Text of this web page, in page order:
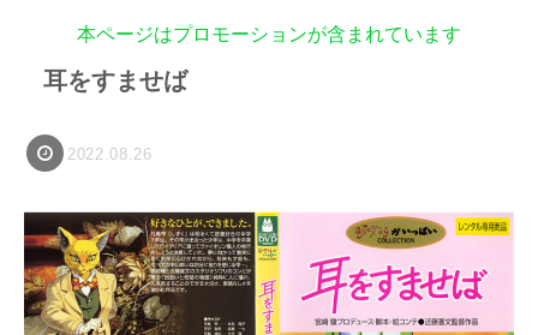
本ページはプロモーションが含まれています
耳をすませば
2022.08.26